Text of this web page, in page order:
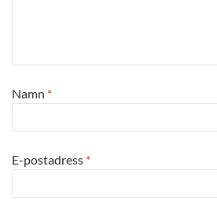
Namn *
E-postadress *